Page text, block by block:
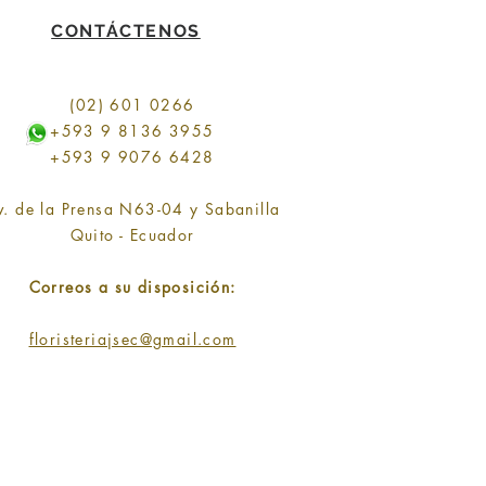
CONTÁCTENOS
(02) 601 0266
+593 9 8136 3955
+593 9 9076 6428
de la Prensa N63-04 y Sabanilla
Quito - Ecuador
Correos a su disposición:
floristeriajsec@gmail.com